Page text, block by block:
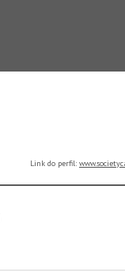
Link do perfil: